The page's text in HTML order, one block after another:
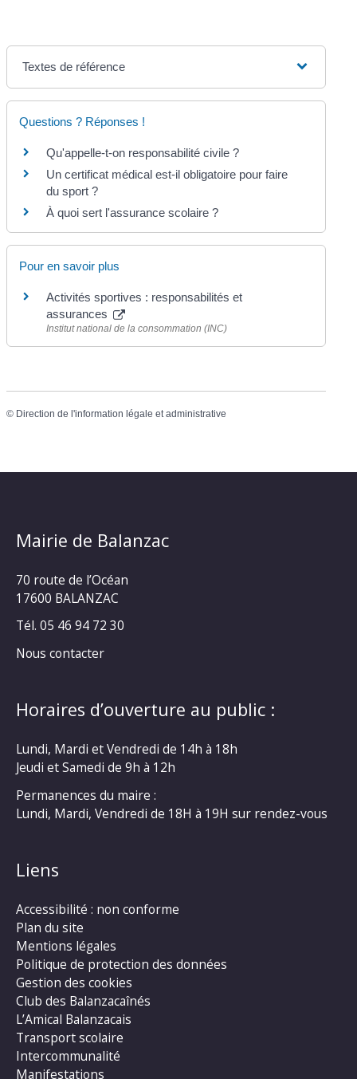
Textes de référence
Questions ? Réponses !
Qu'appelle-t-on responsabilité civile ?
Un certificat médical est-il obligatoire pour faire
du sport ?
À quoi sert l'assurance scolaire ?
Pour en savoir plus
Activités sportives : responsabilités et
assurances
Institut national de la consommation (INC)
© Direction de l'information légale et administrative
Mairie de Balanzac
70 route de l’Océan
17600 BALANZAC
Tél. 05 46 94 72 30
Nous contacter
Horaires d’ouverture au public :
Lundi, Mardi et Vendredi de 14h à 18h
Jeudi et Samedi de 9h à 12h
Permanences du maire :
Lundi, Mardi, Vendredi de 18H à 19H sur rendez-vous
Liens
Accessibilité : non conforme
Plan du site
Mentions légales
Politique de protection des données
Gestion des cookies
Club des Balanzacaînés
L’Amical Balanzacais
Transport scolaire
Intercommunalité
Manifestations